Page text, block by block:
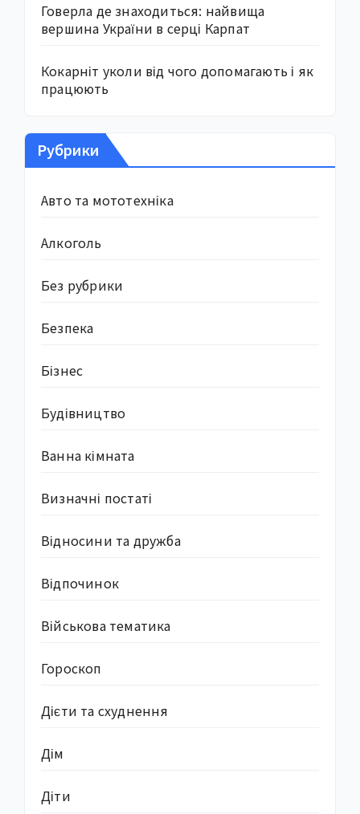
Говерла де знаходиться: найвища
вершина України в серці Карпат
Кокарніт уколи від чого допомагають і як
працюють
Рубрики
Авто та мототехніка
Алкоголь
Без рубрики
Безпека
Бізнес
Будівництво
Ванна кімната
Визначні постаті
Відносини та дружба
Відпочинок
Військова тематика
Гороскоп
Дієти та схуднення
Дім
Діти